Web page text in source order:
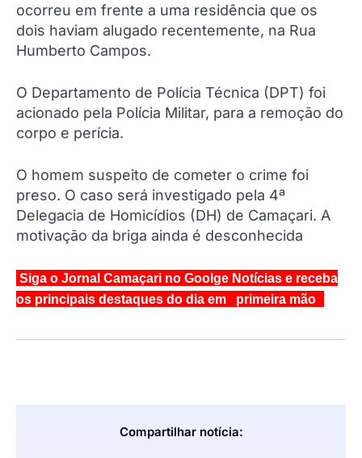
ocorreu em frente a uma residência que os
dois haviam alugado recentemente, na Rua
Humberto Campos.
O Departamento de Polícia Técnica (DPT) foi
acionado pela Polícia Militar, para a remoção do
corpo e perícia.
O homem suspeito de cometer o crime foi
preso. O caso será investigado pela 4ª
Delegacia de Homicídios (DH) de Camaçari. A
motivação da briga ainda é desconhecida
Siga o Jornal Camaçari no Goolge Notícias e receba
os principais destaques do dia em primeira mão
Compartilhar notícia: